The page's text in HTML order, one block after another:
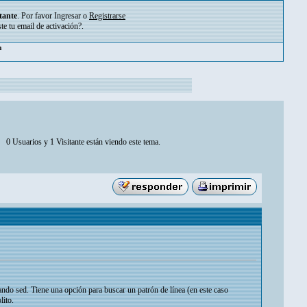
. Por favor Ingresar o Registrarse
tu email de activación?.
0 Usuarios y 1 Visitante están viendo este tema.
sed. Tiene una opción para buscar un patrón de línea (en este caso